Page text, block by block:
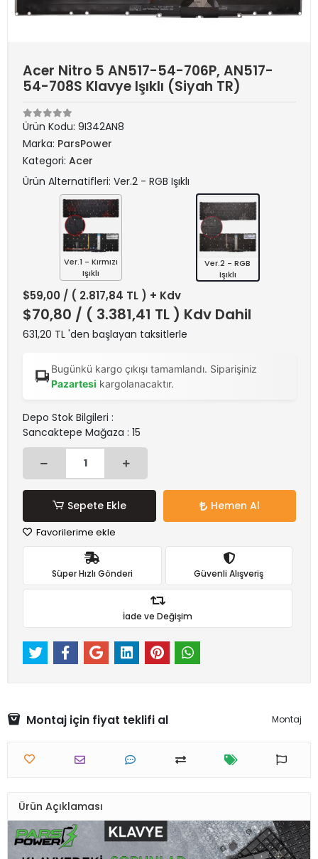
Acer Nitro 5 AN517-54-706P, AN517-
54-708S Klavye Işıklı (Siyah TR)
Ürün Kodu: 9I342AN8
Marka: ParsPower
Kategori: Acer
Ürün Alternatifleri: Ver.2 - RGB Işıklı
Ver.1 - Kırmızı
Işıklı
Ver.2 - RGB
Işıklı
$59,00 / ( 2.817,84 TL ) + Kdv
$70,80 / ( 3.381,41 TL ) Kdv Dahil
631,20 TL 'den başlayan taksitlerle
Bugünkü kargo çıkışı tamamlandı. Siparişiniz
Pazartesi kargolanacaktır.
Depo Stok Bilgileri :
Sancaktepe Mağaza : 15
Sepete Ekle Hemen Al
Favorilerime ekle
Süper Hızlı Gönderi Güvenli Alışveriş
İade ve Değişim
Montaj için fiyat teklifi al Montaj
Ürün Açıklaması